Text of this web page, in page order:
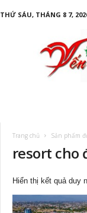
THỨ SÁU, THÁNG 8 7,
Trang chủ Sản phẩm
resort cho
Hiển thị kết quả duy